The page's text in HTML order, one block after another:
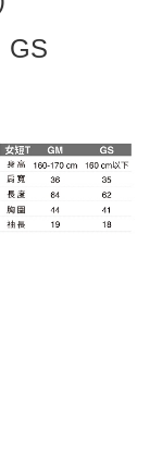
pesanan
Penghantaran
GS